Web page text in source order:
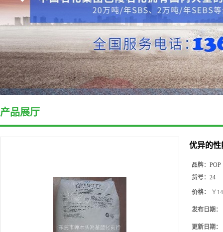
产品展厅
优异的性
品牌： POP
货号： 24
价格： ￥
发布日期：
更新日期：